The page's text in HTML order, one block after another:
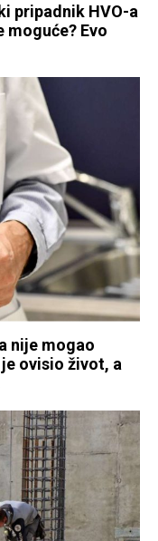
pripadnik HVO-a
moguće? Evo
nije mogao
ovisio život, a